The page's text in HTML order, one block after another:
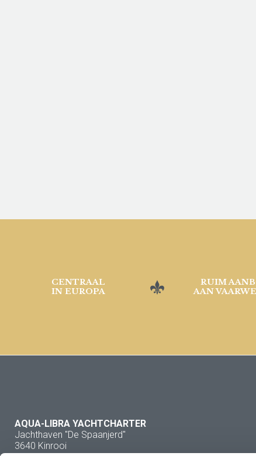
CENTRAAL
IN EUROPA
RUIM
AAN
AQUA-LIBRA YACHTCHARTER
Jachthaven "De Spaanjerd"
3640 Kinrooi